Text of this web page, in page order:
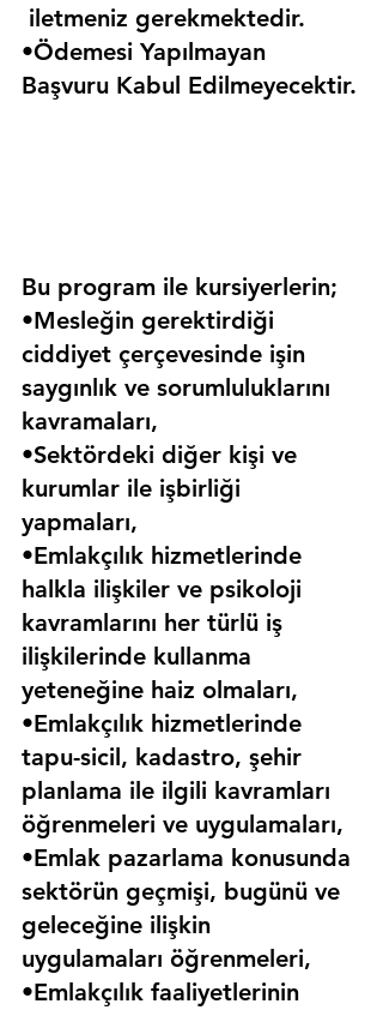
iletmeniz gerekmektedir.
•Ödemesi Yapılmayan
Başvuru Kabul Edilmeyecektir.
Bu program ile kursiyerlerin;
•Mesleğin gerektirdiği
ciddiyet çerçevesinde işin
saygınlık ve sorumluluklarını
kavramaları,
•Sektördeki diğer kişi ve
kurumlar ile işbirliği
yapmaları,
•Emlakçılık hizmetlerinde
halkla ilişkiler ve psikoloji
kavramlarını her türlü iş
ilişkilerinde kullanma
yeteneğine haiz olmaları,
•Emlakçılık hizmetlerinde
tapu-sicil, kadastro, şehir
planlama ile ilgili kavramları
öğrenmeleri ve uygulamaları,
•Emlak pazarlama konusunda
sektörün geçmişi, bugünü ve
geleceğine ilişkin
uygulamaları öğrenmeleri,
•Emlakçılık faaliyetlerinin